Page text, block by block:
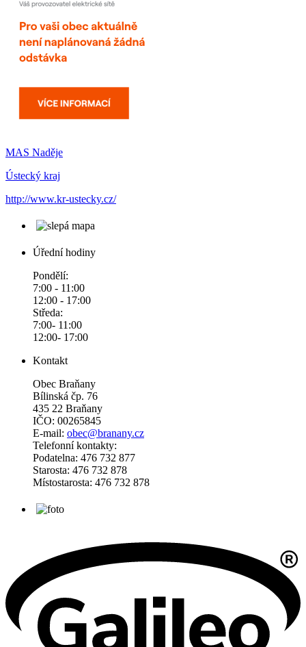
MAS Naděje
Ústecký kraj
http://www.kr-ustecky.cz/
Úřední hodiny
Pondělí:
7:00 - 11:00
12:00 - 17:00
Středa:
7:00- 11:00
12:00- 17:00
Kontakt
Obec Braňany
Bílinská čp. 76
435 22 Braňany
IČO: 00265845
E-mail: obec@branany.cz
Telefonní kontakty:
Podatelna: 476 732 877
Starosta: 476 732 878
Místostarosta: 476 732 878